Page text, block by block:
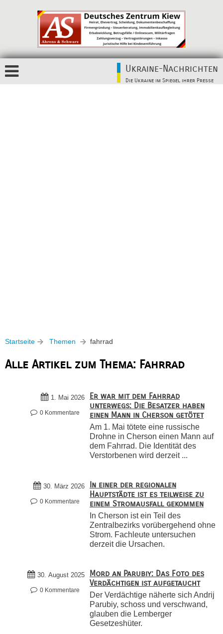
Ukraine-Nachrichten
Die Ukraine im Spiegel ihrer Presse
Startseite Themen fahrrad
Alle Artikel zum Thema: Fahrrad
1. Mai 2026
0 Kommentare
Er war mit dem Fahrrad
unterwegs: Die Besatzer haben
einen Mann in Cherson getötet
Am 1. Mai tötete eine russische
Drohne in Cherson einen Mann auf
dem Fahrrad. Die Identität des
Verstorbenen wird derzeit ...
30. März 2026
0 Kommentare
In einer der regionalen
Hauptstädte ist es teilweise zu
einem Stromausfall gekommen
In Cherson ist ein Teil des
Zentralbezirks vorübergehend ohne
Strom. Fachleute untersuchen
derzeit die Ursachen.
30. August 2025
0 Kommentare
Mord an Parubiy: Das Foto des
Verdächtigen ist aufgetaucht
Der Verdächtige näherte sich Andrij
Parubiy, schoss und verschwand,
glauben die Lemberger
Gesetzeshüter.